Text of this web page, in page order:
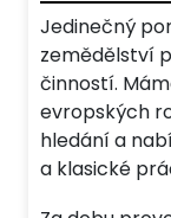
Jedinečný
zemědělství
činností.
evropských
hledání a
a klasické